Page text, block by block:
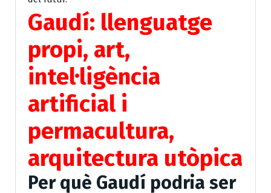
Gaudí: llenguatge
propi, art,
intel·ligència
artificial i
permacultura,
arquitectura utòpica
Per què Gaudí podria ser